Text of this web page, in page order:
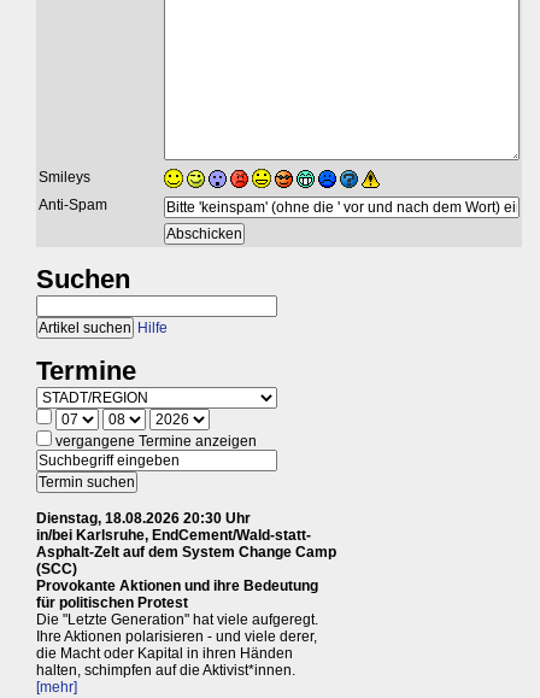
Smileys
Anti-Spam
Suchen
Hilfe
Termine
vergangene Termine anzeigen
Dienstag, 18.08.2026 20:30 Uhr
in/bei Karlsruhe, EndCement/Wald-statt-
Asphalt-Zelt auf dem System Change Camp
(SCC)
Provokante Aktionen und ihre Bedeutung
für politischen Protest
Die "Letzte Generation" hat viele aufgeregt.
Ihre Aktionen polarisieren - und viele derer,
die Macht oder Kapital in ihren Händen
halten, schimpfen auf die Aktivist*innen.
[mehr]